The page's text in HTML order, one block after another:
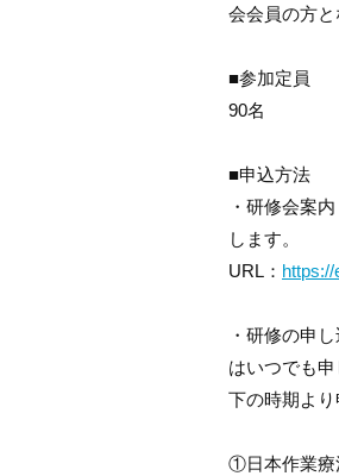
会会員の方と
■参加定員
90名
■申込方法
・研修会案
します。
URL： https://
・研修の申
はいつでも
下の時期より
①日本作業療